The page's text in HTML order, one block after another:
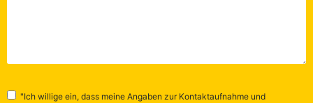
"Ich willige ein, dass meine Angaben zur Kontaktaufnahme und